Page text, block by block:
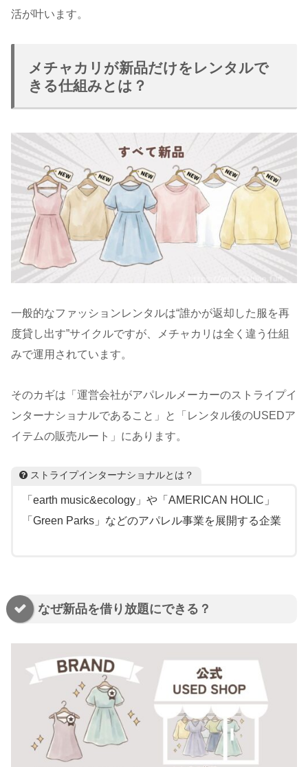
活が叶います。
メチャカリが新品だけをレンタルで
きる仕組みとは？
一般的なファッションレンタルは“誰かが返却した服を再
度貸し出す”サイクルですが、メチャカリは全く違う仕組
みで運用されています。
そのカギは「運営会社がアパレルメーカーのストライプイ
ンターナショナルであること」と「レンタル後のUSEDア
イテムの販売ルート」にあります。
ストライプインターナショナルとは？
「earth music&ecology」や「AMERICAN HOLIC」
「Green Parks」などのアパレル事業を展開する企業
なぜ新品を借り放題にできる？